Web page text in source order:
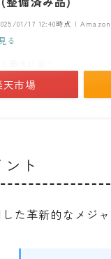
2025/01/17 12:40時点 | Amazon
る
天市場
ト
た革新的なメジ